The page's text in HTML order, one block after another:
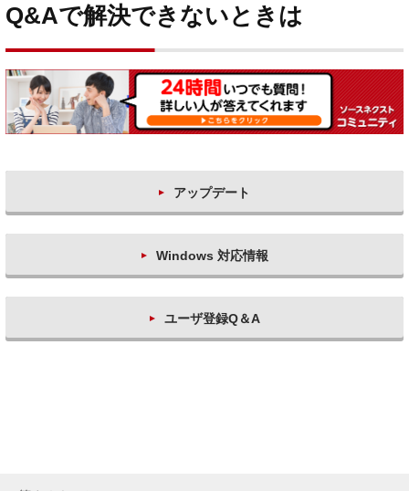
Q&Aで解決できないときは
アップデート
Windows 対応情報
ユーザ登録Q＆A